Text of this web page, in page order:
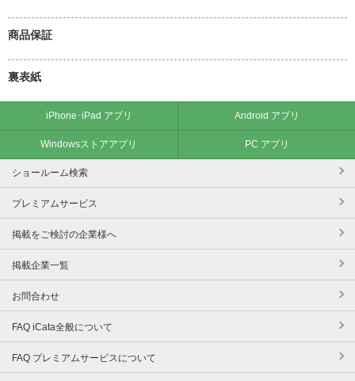
商品保証
裏表紙
iPhone･iPad アプリ Android アプリ
Windowsストアアプリ PC アプリ
ショールーム検索
プレミアムサービス
掲載をご検討の企業様へ
掲載企業一覧
お問合わせ
FAQ iCata全般について
FAQ プレミアムサービスについて